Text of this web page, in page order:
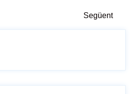
Següent